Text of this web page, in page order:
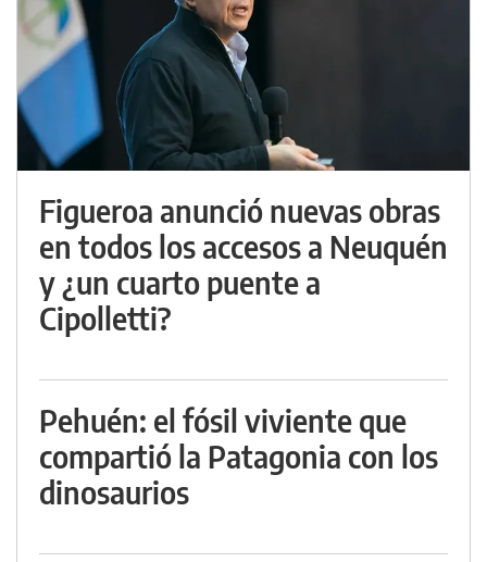
Figueroa anunció nuevas obras
en todos los accesos a Neuquén
y ¿un cuarto puente a
Cipolletti?
Pehuén: el fósil viviente que
compartió la Patagonia con los
dinosaurios